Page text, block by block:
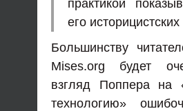
практикой
его
Большинству
Mises.org будет
взгляд Поппера на
технологию»